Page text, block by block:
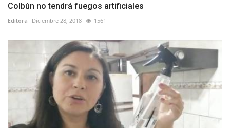
Colbún no tendrá fuegos artificiales
Editora Diciembre 28, 2018 1561